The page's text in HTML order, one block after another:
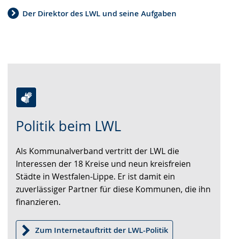
Der Direktor des LWL und seine Aufgaben
Politik beim LWL
Leichten
wechseln.
Audio-
Video
Deutscher
Gebärdensprache
wird
angezeigt.
Als Kommunalverband vertritt der LWL die
Interessen der 18 Kreise und neun kreisfreien
Städte in Westfalen-Lippe. Er ist damit ein
zuverlässiger Partner für diese Kommunen, die ihn
finanzieren.
Zum Internetauftritt der LWL-Politik